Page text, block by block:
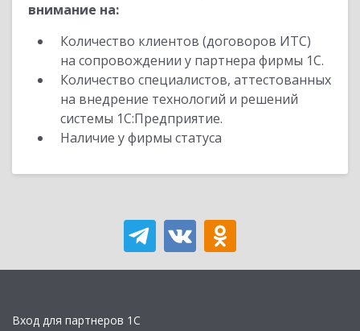
внимание на:
Количество клиентов (договоров ИТС)
на сопровождении у партнера фирмы 1С.
Количество специалистов, аттестованных
на внедрение технологий и решений
системы 1С:Предприятие.
Наличие у фирмы статуса
Вход для партнеров 1С